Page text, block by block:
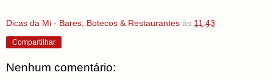
Dicas da Mi - Bares, Botecos & Restaurantes às 11:43
Compartilhar
Nenhum comentário: